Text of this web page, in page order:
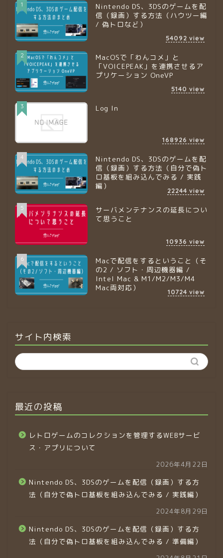
1
Nintendo DS、3DSのゲームを配
信（録画）する方法（ハウツー編
/ 偽トロなど）
54092 view
2
MacOSで「わんコメ」と
「VOICEPEAK」を連携させるア
プリケーション OneVP
5140 view
3 Log In
168926 view
4
Nintendo DS、3DSのゲームを配
信（録画）する方法（自分で偽ト
ロ基板を組み込んでみる / 実践
編）
22244 view
5
サーバメンテナンスの延長につい
て思うこと
10936 view
6
Macで配信をするということ（そ
の2 / ソフト・周辺機器編 /
Intel Mac & M1/M2/M3/M4
Mac両対応）
10724 view
サイト内検索
最近の投稿
レトロゲームのコレクションを管理するWEBサービ
ス・アプリについて
2026年4月22日
Nintendo DS、3DSのゲームを配信（録画）する方
法（自分で偽トロ基板を組み込んでみる / 実践編）
2024年8月29日
Nintendo DS、3DSのゲームを配信（録画）する方
法（自分で偽トロ基板を組み込んでみる / 準備編）